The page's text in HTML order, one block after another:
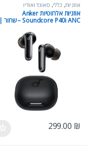
אוזניות, כללי, סאונד ואודיו
אוזניות אלחוטיות Anker
Soundcore P40i ANC – שחור |
299.00 ₪